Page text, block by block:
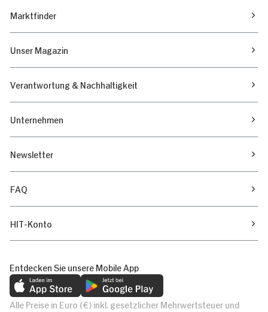
Marktfinder
Unser Magazin
Verantwortung & Nachhaltigkeit
Unternehmen
Newsletter
FAQ
HIT-Konto
Entdecken Sie unsere Mobile App
Alle Preise in Euro (€) inkl. gesetzlicher Mehrwertsteuer und